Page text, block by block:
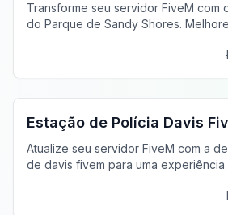
Transforme seu servidor FiveM com
do Parque de Sandy Shores.
FiveM Delegacia de Polícia MLO
Estação de Polícia Davis
Atualize seu servidor FiveM com a
de davis fivem para uma